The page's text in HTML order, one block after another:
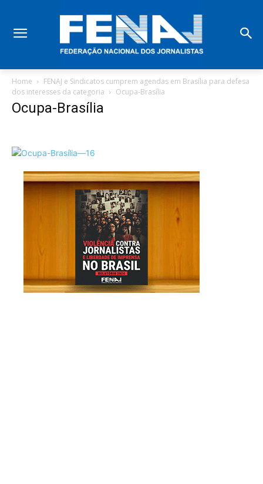
Home
FENAJ e Sindicatos cumprem agendas em Brasília para defesa
dos interesses da categoria
Ocupa-Brasília
Ocupa-Brasília